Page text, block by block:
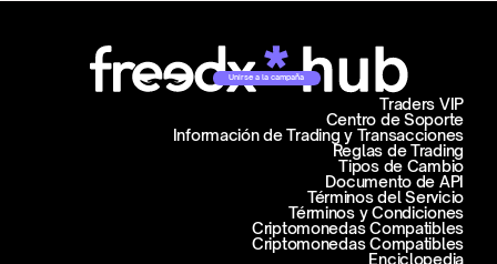
Unirse a la campaña
Centro de Soporte
Información de Trading y Transacciones
Traders VIP
Reglas de Trading
Tipos de Cambio
Documento de API
Términos del Servicio
Términos y Condiciones
Criptomonedas Compatibles
Criptomonedas Compatibles
Enciclopedia